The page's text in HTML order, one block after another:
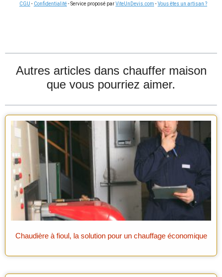
CGU - Confidentialité- Service proposé parViteUnDevis.com -Vous êtes un artisan ?
Autres articles dans chauffer maison
que vous pourriez aimer.
Chaudière à fioul, la solution pour un chauffage économique